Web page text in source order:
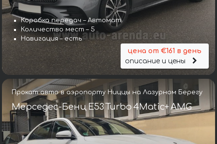
Коробка передач – Автомат
Количество мест – 5
Навигация – есть
цена от €161 в день
описание и цены
Прокат авто в аэропорту Ниццы на Лазурном Берегу
Мерседес-Бенц E53 Turbo 4Matic+ AMG